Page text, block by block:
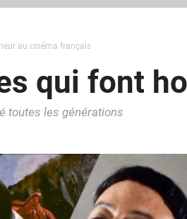
au cinéma français
qui font
toutes les générations